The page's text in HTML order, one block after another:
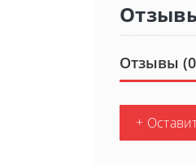
Отзывы
+